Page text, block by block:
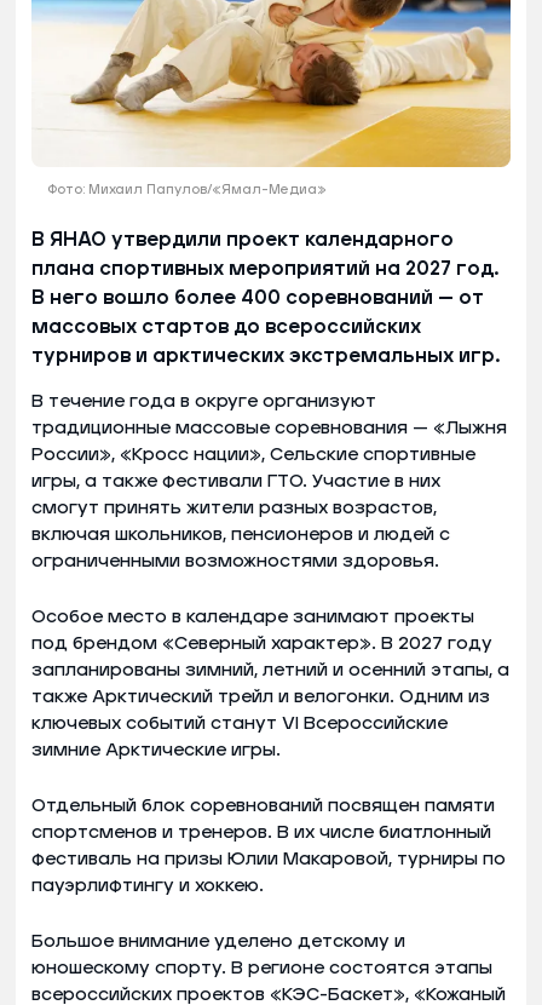
Фото: Михаил Папулов/«Ямал-Медиа»
В ЯНАО утвердили проект календарного
плана спортивных мероприятий на 2027 год.
В него вошло более 400 соревнований — от
массовых стартов до всероссийских
турниров и арктических экстремальных игр.
В течение года в округе организуют
традиционные массовые соревнования — «Лыжня
России», «Кросс нации», Сельские спортивные
игры, а также фестивали ГТО. Участие в них
смогут принять жители разных возрастов,
включая школьников, пенсионеров и людей с
ограниченными возможностями здоровья.
Особое место в календаре занимают проекты
под брендом «Северный характер». В 2027 году
запланированы зимний, летний и осенний этапы, а
также Арктический трейл и велогонки. Одним из
ключевых событий станут VI Всероссийские
зимние Арктические игры.
Отдельный блок соревнований посвящен памяти
спортсменов и тренеров. В их числе биатлонный
фестиваль на призы Юлии Макаровой, турниры по
пауэрлифтингу и хоккею.
Большое внимание уделено детскому и
юношескому спорту. В регионе состоятся этапы
всероссийских проектов «КЭС-Баскет», «Кожаный